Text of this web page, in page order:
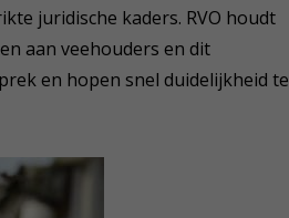
juridische kaders. RVO houdt
aan veehouders en dit
en hopen snel duidelijkheid te